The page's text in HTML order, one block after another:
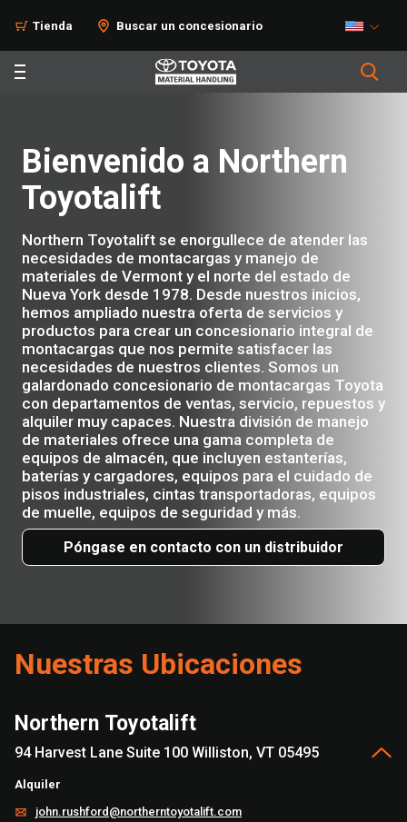
Tienda Buscar un concesionario
Bienvenido a Northern
Toyotalift
Northern Toyotalift se enorgullece de atender las
necesidades de montacargas y manejo de
materiales de Vermont y el norte del estado de
Nueva York desde 1978. Desde nuestros inicios,
hemos ampliado nuestra oferta de servicios y
productos para crear un concesionario integral de
montacargas que nos permite satisfacer las
necesidades de nuestros clientes. Somos un
galardonado concesionario de montacargas Toyota
con departamentos de ventas, servicio, repuestos y
alquiler muy capaces. Nuestra división de manejo
de materiales ofrece una gama completa de
equipos de almacén, que incluyen estanterías,
baterías y cargadores, equipos para el cuidado de
pisos industriales, cintas transportadoras, equipos
de muelle, equipos de seguridad y más.
Póngase en contacto con un distribuidor
Nuestras Ubicaciones
Northern Toyotalift
94 Harvest Lane Suite 100 Williston, VT 05495
Alquiler
john.rushford@northerntoyotalift.com